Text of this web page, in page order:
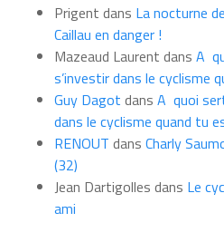
moisPrigent dans La nocturne
Caillau en danger !
Mazeaud Laurent dans A
s’investir dans le cyclisme
Guy Dagot dans A quoi
dans le cyclisme quand tu
RENOUT dans Charly
(32)
Jean Dartigolles dans Le
ami